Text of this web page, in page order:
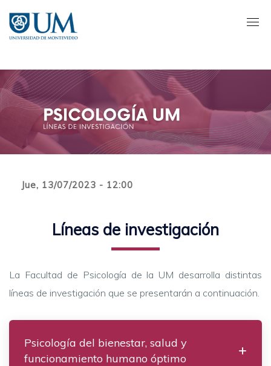
contenido
principal
Jue, 13/07/2023 - 12:00
Líneas de investigación
La Facultad de Psicología de la UM desarrolla distintas
líneas de investigación que se presentarán a continuación.
Psicología del bienestar, salud y
funcionamiento humano óptimo